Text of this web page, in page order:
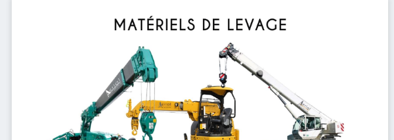
précision en espaces restreints ou difficiles d'accès. Grâce à leur compacité et leur
maniabilité, nos engins de levage permettent d’effectuer des opérations de levage
en toute sécurité et avec une efficacité maximale pour tout vos chantiers.
En savoir plus